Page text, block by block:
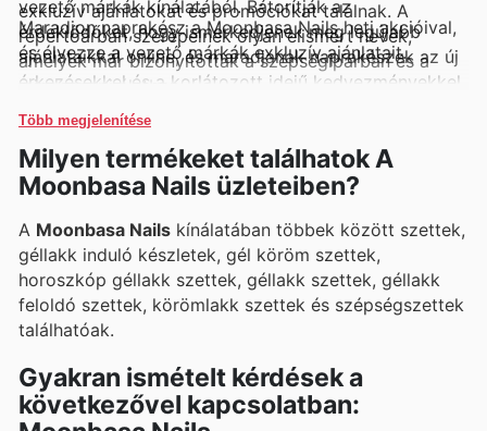
exkluzív ajánlatokat és promóciókat találnak. A
repertoárban szerepelnek olyan elismert nevek,
amelyek már bizonyítottak a szépségiparban és a
mindennapi életben.
vezető márkák kínálatából. Bátorítják az
érdeklődőket, hogy ismerkedjenek meg legújabb
ajánlataikkal online, és maradjanak naprakészek az új
érkezésekkel és a korlátozott idejű kedvezményekkel
Maradjon naprakész a Moonbasa Nails heti akcióival,
és élvezze a vezető márkák exkluzív ajánlatait.
Több megjelenítése
Milyen termékeket találhatok A
Moonbasa Nails üzleteiben?
A Moonbasa Nails kínálatában többek között szettek,
géllakk induló készletek, gél köröm szettek,
horoszkóp géllakk szettek, géllakk szettek, géllakk
feloldó szettek, körömlakk szettek és szépségszettek
találhatóak.
Gyakran ismételt kérdések a
következővel kapcsolatban: